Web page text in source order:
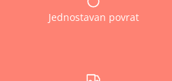
Jednostavan povrat